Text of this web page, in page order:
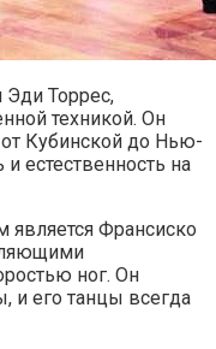
Эди Торрес,
техникой. Он
Кубинской до Нью-
естественность на
Франсиско
ног. Он
и его танцы всегда